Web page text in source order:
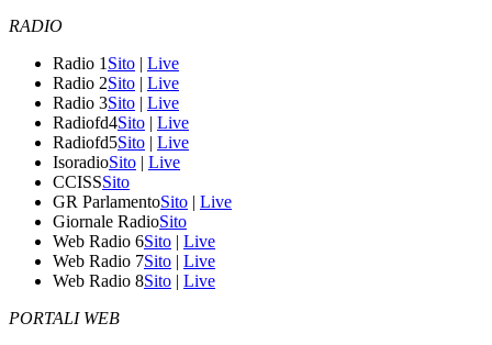
RADIO
Radio 1 Sito | Live
Radio 2Sito | Live
Radio 3Sito | Live
Radiofd4Sito | Live
Radiofd5Sito | Live
IsoradioSito | Live
CCISSSito
GR ParlamentoSito | Live
Giornale RadioSito
Web Radio 6Sito | Live
Web Radio 7Sito | Live
Web Radio 8Sito | Live
PORTALI WEB